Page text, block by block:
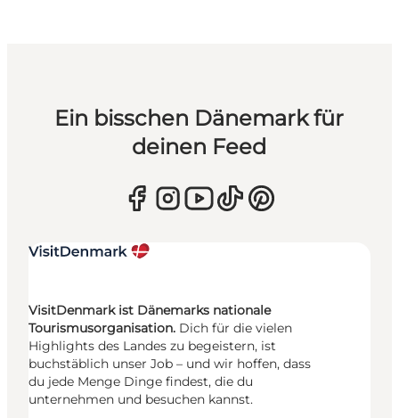
Ein bisschen Dänemark für
deinen Feed
VisitDenmark ist Dänemarks nationale
Tourismusorganisation. Dich für die vielen
Highlights des Landes zu begeistern, ist
buchstäblich unser Job – und wir hoffen, dass
du jede Menge Dinge findest, die du
unternehmen und besuchen kannst.